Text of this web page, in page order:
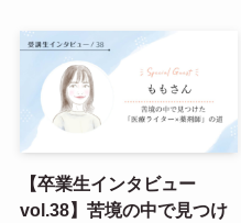
【卒業生インタビュー
vol.38】苦境の中で見つけ